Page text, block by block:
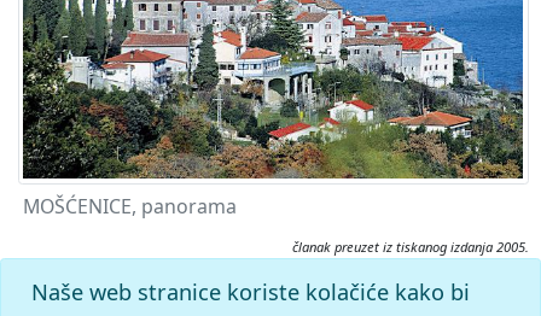
MOŠĆENICE, panorama
članak preuzet iz tiskanog izdanja 2005.
Citiranje:
Naše web stranice koriste kolačiće kako bi